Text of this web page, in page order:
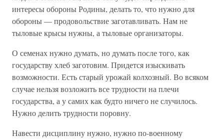
интересы обороны Родины, делать то, что нужно для
обороны — продовольствие заготавливать. Нам не
тыловые крысы нужны, а тыловые организаторы.
О семенах нужно думать, но думать после того, как
государству хлеб заготовим. Придется изыскивать
возможности. Есть старый урожай колхозный. Во всяком
случае нельзя возложить все трудности на плечи
государства, а у самих как будто ничего не случилось.
Нужно делить трудности поровну.
Навести дисциплину нужно, нужно по-военному